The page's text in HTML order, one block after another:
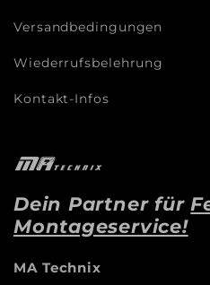
Versandbedingungen
Wiederrufsbelehrung
Kontakt-Infos
Dein Partner für
Montageservice!
MA Technix